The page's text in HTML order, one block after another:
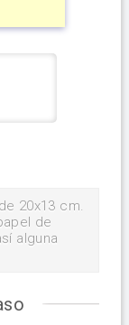
20x13 cm.
de
alguna